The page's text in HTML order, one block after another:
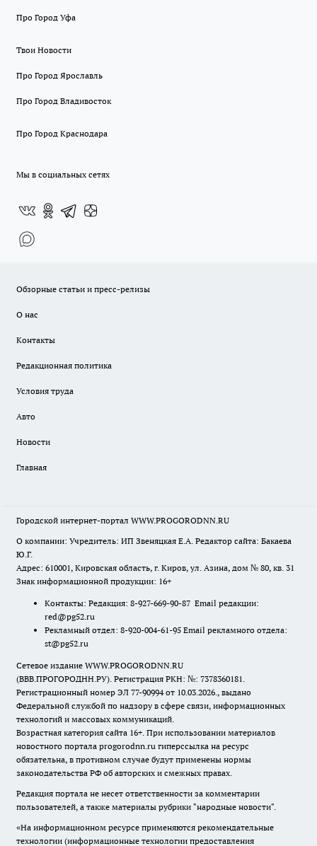
Про Город Уфа
Твои Новости
Про Город Ярославль
Про Город Владивосток
Про Город Краснодара
Мы в социальных сетях
Обзорные статьи и пресс-релизы
О нас
Контакты
Редакционная политика
Условия труда
Авто
Новости
Главная
Городской интернет-портал WWW.PROGORODNN.RU
О компании: Учредитель: ИП Звеняцкая Е.А. Редактор сайта: Бакаева
Ю.Г.
Адрес: 610001, Кировская область, г. Киров, ул. Азина, дом № 80, кв. 31
Знак информационной продукции: 16+
Контакты: Редакция: 8-927-669-90-87 Email редакции:
red@pg52.ru
Рекламный отдел: 8-920-004-61-95 Email рекламного отдела:
st@pg52.ru
Сетевое издание WWW.PROGORODNN.RU
(ВВВ.ПРОГОРОДНН.РУ). Регистрация РКН: №: 7378360181.
Регистрационный номер ЭЛ 77-90994 от 10.03.2026., выдано
Федеральной службой по надзору в сфере связи, информационных
технологий и массовых коммуникаций.
Возрастная категория сайта 16+. При использовании материалов
новостного портала progorodnn.ru гиперссылка на ресурс
обязательна, в противном случае будут применены нормы
законодательства РФ об авторских и смежных правах.
Редакция портала не несет ответственности за комментарии
пользователей, а также материалы рубрики "народные новости".
«На информационном ресурсе применяются рекомендательные
технологии (информационные технологии предоставления